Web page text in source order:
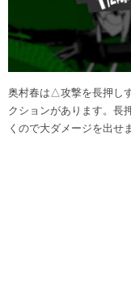
奥村春は△攻撃を長押し
クションがあります。長
くので大ダメージを出せ